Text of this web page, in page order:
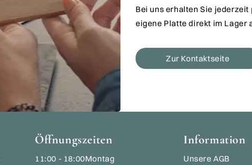
Bei uns erhalten Sie
eigene Platte direkt im Lager
Zur Kontaktseite
Öffnungszeiten
11:00 - 18:00Montag
Information
Unsere AGB